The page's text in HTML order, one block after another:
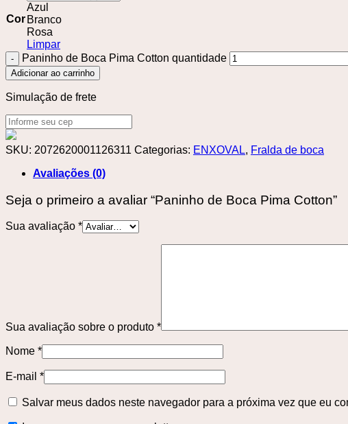
Cor
Azul
Branco
Rosa
Limpar
Paninho de Boca Pima Cotton quantidade
Adicionar ao carrinho
Simulação de frete
SKU: 2072620001126311 Categorias: ENXOVAL, Fralda de boca
Avaliações (0)
Seja o primeiro a avaliar “Paninho de Boca Pima Cotton”
Sua avaliação *
Sua avaliação sobre o produto *
Nome *
E-mail *
Salvar meus dados neste navegador para a próxima vez que eu